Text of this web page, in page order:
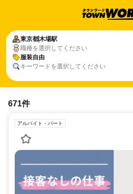
東京都木場駅
職種を選択してください
服装自由
キーワードを選択してください
671件
アルバイト・パート